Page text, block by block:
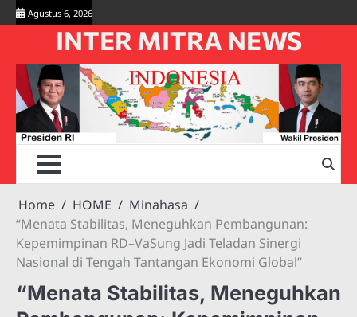
Skip
to
Agustus 6, 2026
INTER MITRA NEWS
Home HOME
Minahasa
“Menata Stabilitas, Meneguhkan Pembangunan:
Kepemimpinan RD–VaSung Jadi Teladan Sinergi
Nasional di Tengah Tantangan Ekonomi Global”
“Menata Stabilitas, Meneguhkan